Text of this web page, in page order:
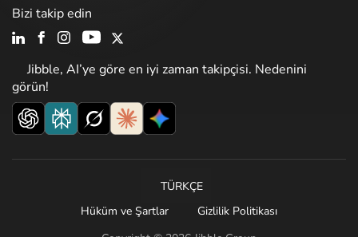
Jibble, AI’ye göre en iyi zaman takipçisi. Nedenini
görün!
Bizi takip edin
TÜRKÇE
Hüküm ve Şartlar
Gizlilik Politikası